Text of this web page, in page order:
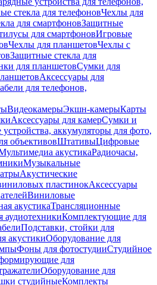
стекла для телефоновЧехлы для
для смартфоновЗащитные
для смартфоновИгровые
Чехлы для планшетовЧехлы с
Защитные стекла для
для планшетовСумки для
Аксессуары для
для телефонов,
ВидеокамерыЭкшн-камерыКарты
Аксессуары для камерСумки и
устройства, аккумуляторы для фото,
объективовШтативыЦифровые
акустикаРадиочасы,
Музыкальные
Акустические
пластинокАксессуары
Виниловые
акустикаТрансляционные
аудиотехникиКомплектующие для
Подставки, стойки для
акустикиОборудование для
Фоны для фотостудииСтудийное
для
Оборудование для
студийныеКомплекты